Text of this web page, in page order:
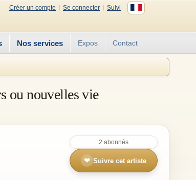
Créer un compte Se connecter
Suivi
Nos services Expos Contact
ou nouvelles vie
2 abonnés
❤ Suivre cet artiste